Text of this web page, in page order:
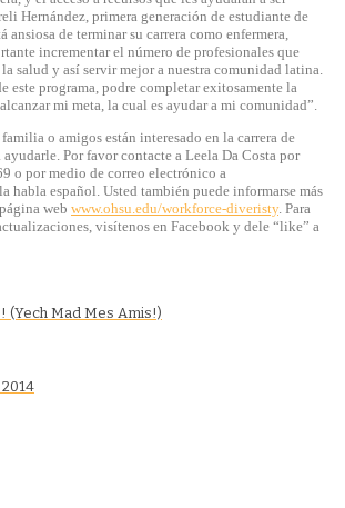
Hernández, primera generación de estudiante de
ansiosa de terminar su carrera como enfermera,
incrementar el número de profesionales que
salud y así servir mejor a nuestra comunidad latina.
este programa, podre completar exitosamente la
mi meta, la cual es ayudar a mi comunidad”.
o amigos están interesado en la carrera de
ayudarle. Por favor contacte a Leela Da Costa por
o por medio de correo electrónico a
habla español. Usted también puede informarse más
web www.ohsu.edu/workforce-diveristy. Para
visítenos en Facebook y dele “like” a
(Yech Mad Mes Amis!)